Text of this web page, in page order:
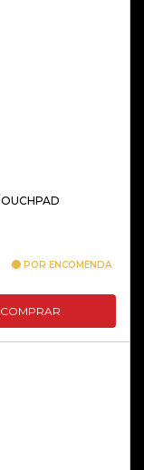
POR ENCOMENDA
COMPRAR